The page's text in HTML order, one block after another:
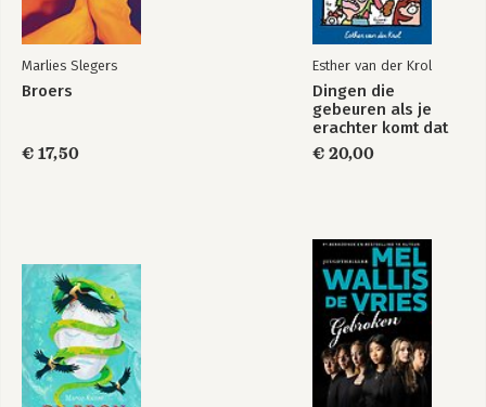
Marlies Slegers
Broers
€ 17,50
Esther van der Krol
Dingen die
gebeuren als je
erachter komt dat
het leven best
ingewikkeld is
€ 20,00